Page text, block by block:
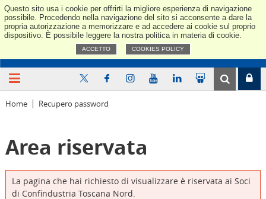
Questo sito usa i cookie per offrirti la migliore esperienza di navigazione
possibile. Procedendo nella navigazione del sito si acconsente a dare la
propria autorizzazione a memorizzare e ad accedere ai cookie sul proprio
dispositivo. È possibile leggere la nostra politica in materia di cookie.
ACCETTO COOKIES POLICY
Home Recupero password
Area riservata
La pagina che hai richiesto di visualizzare è riservata ai Soci
di Confindustria Toscana Nord.